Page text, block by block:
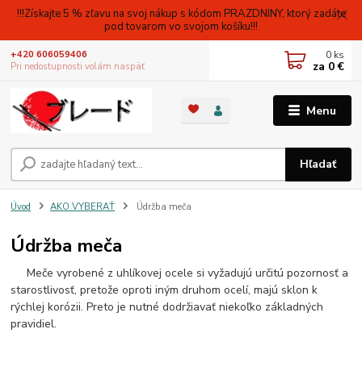
!!!Získajte 5 % zľavu na svoj nákup s kódom PRAZDNINY, ktorý zadáte
pod tovarom vo svojom košíku!!!
Menu
Hľadať
+420 606059406
Pri nedostupnosti volám naspäť
0 ks
za 0 €
Úvod AKO VYBERAŤ Údržba meča
Údržba meča
Meče vyrobené z uhlíkovej ocele si vyžadujú určitú pozornosť a
starostlivosť, pretože oproti iným druhom ocelí, majú sklon k
rýchlej korózii. Preto je nutné dodržiavať niekoľko základných
pravidiel.